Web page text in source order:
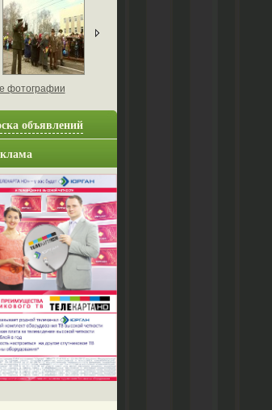
фотографии
объявлений